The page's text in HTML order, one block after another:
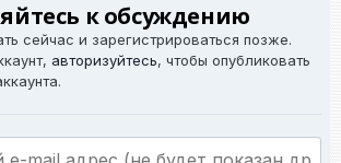
к обсуждению
сейчас и зарегистрироваться позже.
авторизуйтесь, чтобы опубликовать